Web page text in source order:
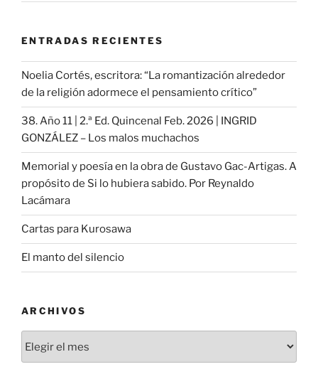
ENTRADAS RECIENTES
Noelia Cortés, escritora: “La romantización alrededor
de la religión adormece el pensamiento crítico”
38. Año 11 | 2.ª Ed. Quincenal Feb. 2026 | INGRID
GONZÁLEZ – Los malos muchachos
Memorial y poesía en la obra de Gustavo Gac-Artigas. A
propósito de Si lo hubiera sabido. Por Reynaldo
Lacámara
Cartas para Kurosawa
El manto del silencio
ARCHIVOS